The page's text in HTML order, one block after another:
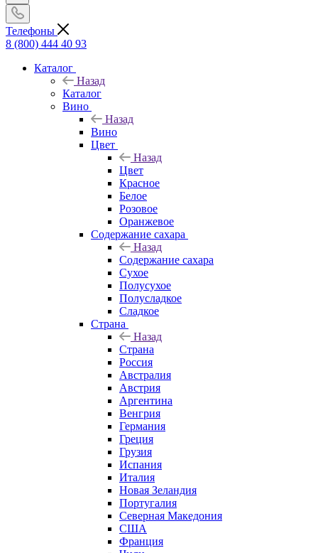
Телефоны
8 (800) 444 40 93
Каталог
Назад
Каталог
Вино
Назад
Вино
Цвет
Назад
Цвет
Красное
Белое
Розовое
Оранжевое
Содержание сахара
Назад
Содержание сахара
Сухое
Полусухое
Полусладкое
Сладкое
Страна
Назад
Страна
Россия
Австралия
Австрия
Аргентина
Венгрия
Германия
Греция
Грузия
Испания
Италия
Новая Зеландия
Португалия
Северная Македония
США
Франция